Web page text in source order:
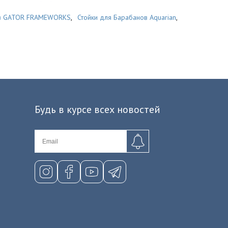
FRAMEWORKS, Стойки для Барабанов Aquarian,
Будь в курсе всех новостей